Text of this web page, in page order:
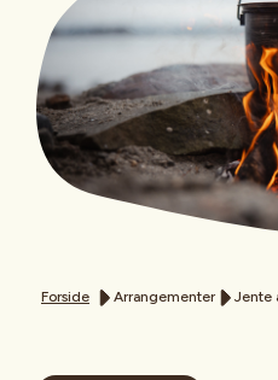
Forside Arrangementer Jente